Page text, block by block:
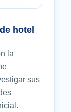
hotel
la
sus